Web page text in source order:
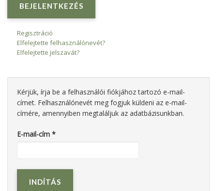
BEJELENTKEZÉS
Regisztráció
Elfelejtette felhasználónevét?
Elfelejtette jelszavát?
Kérjük, írja be a felhasználói fiókjához tartozó e-mail-
címet. Felhasználónevét meg fogjuk küldeni az e-mail-
címére, amennyiben megtaláljuk az adatbázisunkban.
E-mail-cím *
INDÍTÁS